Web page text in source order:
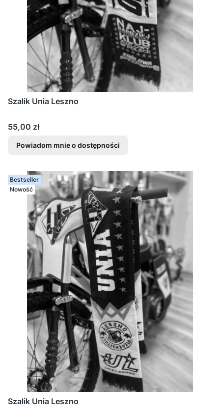
Szalik Unia Leszno
Cena
55,00 zł
Powiadom mnie o dostępności
Bestseller
Nowość
Szalik Unia Leszno